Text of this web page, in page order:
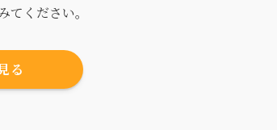
ください。
る